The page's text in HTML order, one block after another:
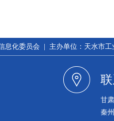
息化委员会 | 主办单位：天水市
甘
秦